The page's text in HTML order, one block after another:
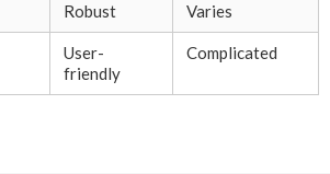
Robust Varies
User-
friendly
Complicated